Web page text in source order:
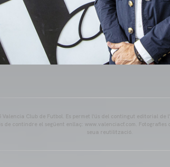
Valencia Club de Futbol. Es permet l'ús del contingut editorial de
de contindre el següent enllaç: www.valenciacf.com. Fotografies
seua reutilització.